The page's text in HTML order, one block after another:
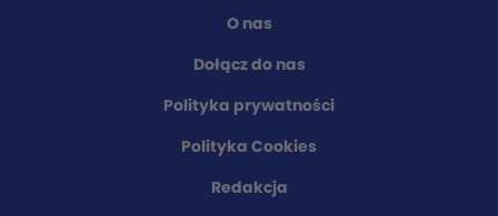
O nas
Dołącz do nas
Polityka prywatności
Polityka Cookies
Redakcja